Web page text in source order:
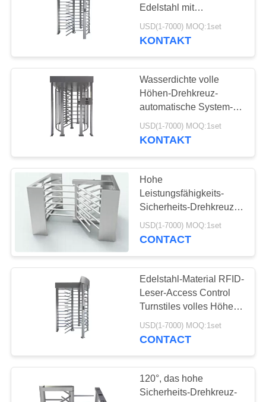
Blasen-
Verpackenkasten
Cleanroom-
Produkte
33
Esd-Rohr
32
Edelstahl mit
Fingerabdruck-/QR
Code-Scan
USD(1-7000) MOQ:1set
KONTAKT
Wasserdichte volle
Höhen-Drehkreuz-
automatische System-
Drehkreuze mit
Kartenleser
USD(1-7000) MOQ:1set
KONTAKT
Hohe
Leistungsfähigkeits-
Sicherheits-Drehkreuz-
Edelstahl eine
Möglichkeit für
USD(1-7000) MOQ:1set
CONTACT
Edelstahl-Material RFID-
Leser-Access Control
Turnstiles volles Höhen-
304
USD(1-7000) MOQ:1set
CONTACT
120°, das hohe
Sicherheits-Drehkreuz-